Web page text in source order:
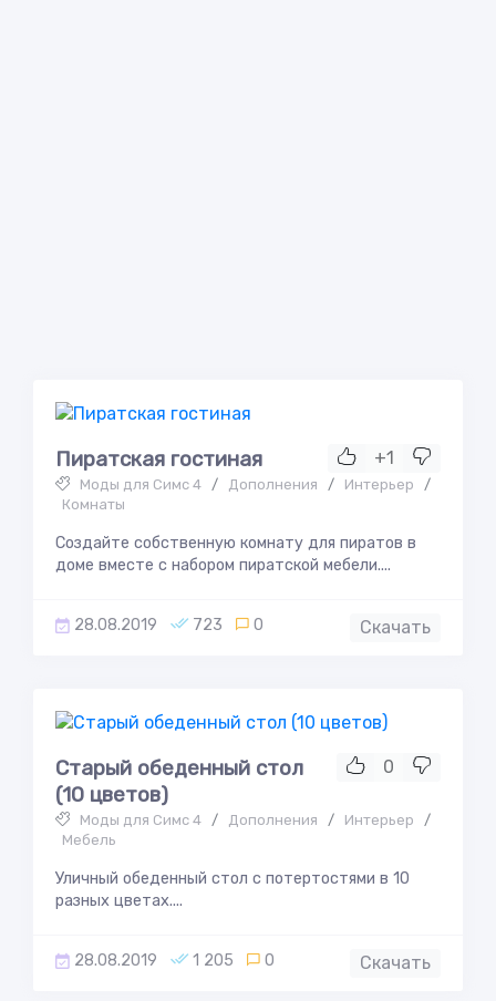
+1
Пиратская гостиная
Моды для Симс 4 / Дополнения / Интерьер
/
Комнаты
Создайте собственную комнату для пиратов в
доме вместе с набором пиратской мебели....
28.08.2019 723 0 Скачать
0
Старый обеденный стол
(10 цветов)
Моды для Симс 4 / Дополнения / Интерьер
/
Мебель
Уличный обеденный стол с потертостями в 10
разных цветах....
28.08.2019 1 205 0 Скачать